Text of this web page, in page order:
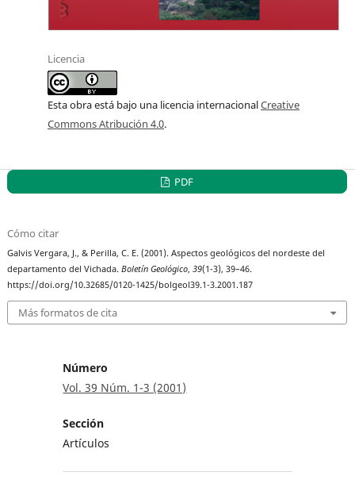
Licencia
Esta obra está bajo una licencia internacionalCreative
Commons Atribución 4.0.
PDF
Cómo citar
Galvis Vergara, J., & Perilla, C. E. (2001). Aspectos geológicos del nordeste del
departamento del Vichada.Boletín Geológico,39(1-3), 39–46.
https://doi.org/10.32685/0120-1425/bolgeol39.1-3.2001.187
Más formatos de cita
Número
Vol. 39 Núm. 1-3 (2001)
Sección
Artículos